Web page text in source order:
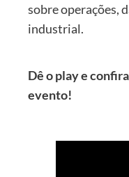
sobre operações,
industrial.
Dê o play e
evento!